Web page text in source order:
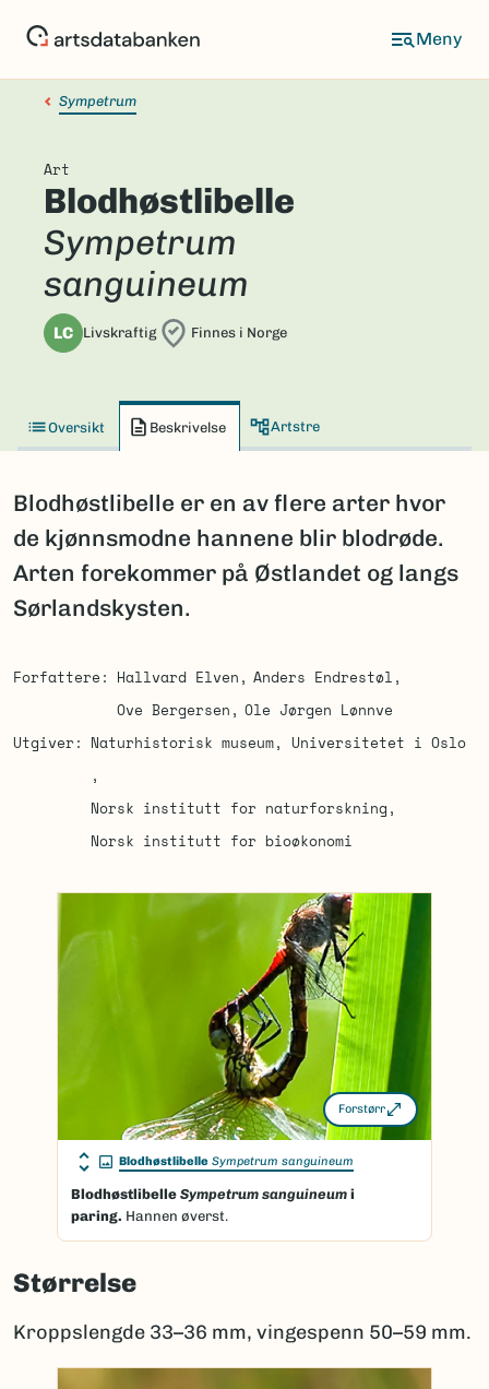
Sympetrum
Art
Blodhøstlibelle
Sympetrum
sanguineum
LC Livskraftig Finnes i Norge
Oversikt Beskrivelse Artstre
Blodhøstlibelle er en av flere arter hvor
de kjønnsmodne hannene blir blodrøde.
Arten forekommer på Østlandet og langs
Sørlandskysten.
Forfattere Hallvard Elven
Anders Endrestøl
Ove Bergersen
Ole Jørgen Lønnve
Utgiver
Naturhistorisk museum, Universitetet i Oslo
Norsk institutt for naturforskning
Norsk institutt for bioøkonomi
Forstørr
Blodhøstlibelle Sympetrum sanguineum
Blodhøstlibelle Sympetrum sanguineum i
paring. Hannen øverst.
Størrelse
Kroppslengde 33–36 mm, vingespenn 50–59 mm.